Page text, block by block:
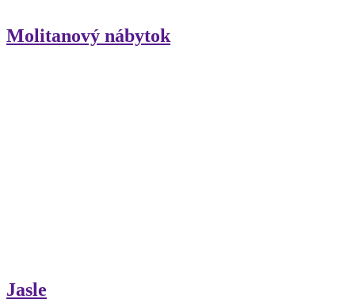
Molitanový nábytok
Jasle